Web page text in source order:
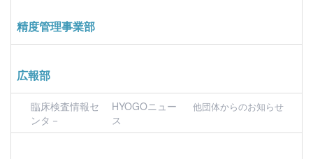
精度管理事業部
広報部
臨床検査情報セ
ンタ－
HYOGOニュー
ス
他団体からのお知らせ